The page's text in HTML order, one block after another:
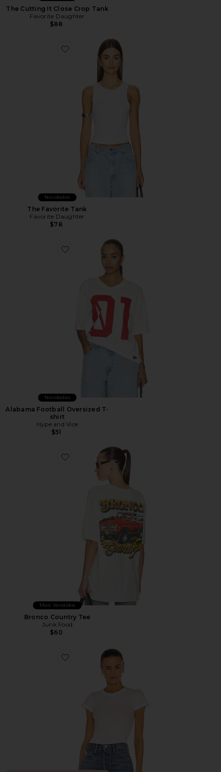
The Cutting It Close Crop Tank
Favorite Daughter
$88
Favorite The Favorite Tank
Novidades
The Favorite Tank
Favorite Daughter
$78
Favorite Alabama Football Oversized T-shirt
Novidades
Alabama Football Oversized T-
shirt
Hype and Vice
$51
Favorite Bronco Country Tee
Mais Vendidos
Bronco Country Tee
Junk Food
$60
Favorite Camiseta Gola Redonda